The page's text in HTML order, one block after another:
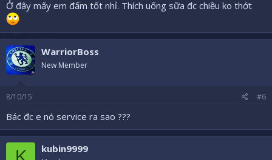
Ở đây mấy em đấm tốt nhỉ. Thích uống sữa đc chiều ko thớt
WarriorBoss
New Member
8/10/15 #6
Bác đc e nó service ra sao ???
kubin9999